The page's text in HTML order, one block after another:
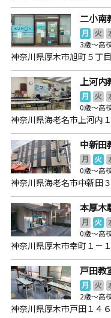
二小南
月 火
3歳～高
神奈川県厚木市旭町５丁
上河内
月 火
0歳～高
神奈川県海老名市上河内
中新田
月 火
0歳～高
神奈川県海老名市中新田
本厚木
月 火
0歳～高
神奈川県厚木市幸町１
戸田教
月 火
2歳～高
神奈川県厚木市戸田１４